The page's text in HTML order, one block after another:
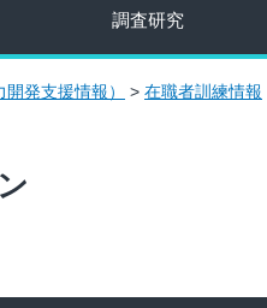
調査研究
発支援情報） > 在職者訓練情報